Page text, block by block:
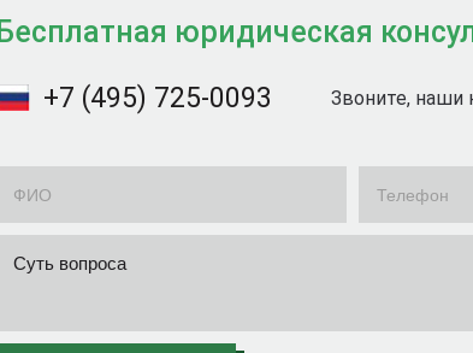
Бесплатная юридическая
+7 (495) 725-0093 Звоните,